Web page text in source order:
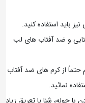
باید استفاده کنید.
و ضد آفتاب های لب
از کرم های ضد آفتاب
نمائید.
حوله، شنا یا تعریق زیاد،